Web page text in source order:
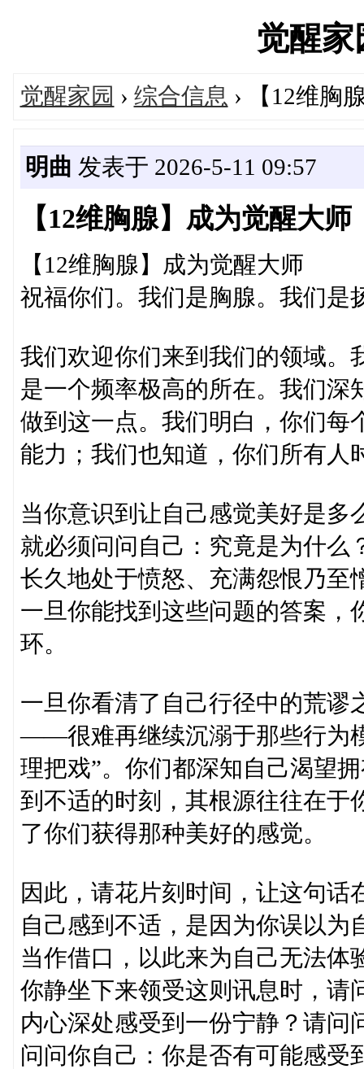
觉醒
觉醒家园 › 综合信息 › 【12维胸
明曲 发表于 2026-5-11 09:57
【12维胸腺】成为觉醒大师
【12维胸腺】成为觉醒大师
祝福你们。我们是胸腺。我们是
我们欢迎你们来到我们的领域
是一个频率极高的所在。我们深
做到这一点。我们明白，你们每
能力；我们也知道，你们所有人
当你意识到让自己感觉美好是多
就必须问问自己：究竟是为什么
长久地处于愤怒、充满怨恨乃至
一旦你能找到这些问题的答案，
环。
一旦你看清了自己行径中的荒谬
——很难再继续沉溺于那些行为
理把戏”。你们都深知自己渴望
到不适的时刻，其根源往往在于
了你们获得那种美好的感觉。
因此，请花片刻时间，让这句
自己感到不适，是因为你误以为
当作借口，以此来为自己无法体
你静坐下来领受这则讯息时，请
内心深处感受到一份宁静？请问
问问你自己：你是否有可能感受